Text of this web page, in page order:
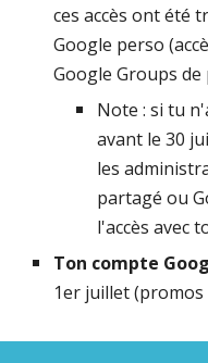
ces accès ont été
Google perso
Google Groupsde
Note : si tu
avant le 30
les
partagé ou
l'accès avec
Ton compte
1er juillet (promos